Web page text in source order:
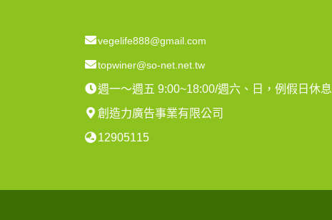
vegelife888@gmail.com
topwiner@so-net.net.tw
週一～週五 9:00~18:00/週六、日，例假日休息
創造力廣告事業有限公司
12905115